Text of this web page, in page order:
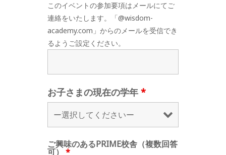
このイベントの参加要項はメールにてご
連絡をいたします。「@wisdom-
academy.com」からのメールを受信でき
るようご設定ください。
お子さまの現在の学年 *
ご興味のあるPRIME校舎（複数回答
可） *